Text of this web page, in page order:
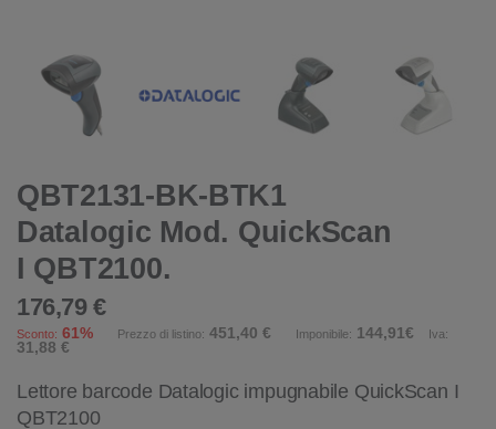
QBT2131-BK-BTK1
Datalogic Mod. QuickScan
I QBT2100.
176,79 €
Sconto: 61% Prezzo di listino: 451,40 € Imponibile: 144,91€ Iva:
31,88 €
Lettore barcode Datalogic impugnabile QuickScan I
QBT2100